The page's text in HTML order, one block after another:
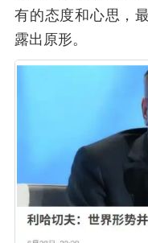
有的态度和心思，
露出原形。